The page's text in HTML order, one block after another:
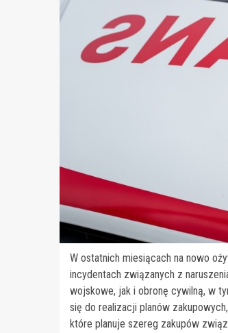
W ostatnich miesiącach na nowo
incydentach związanych z
wojskowe, jak i obronę cywilną, w
się do realizacji planów
które planuje szereg zakupów